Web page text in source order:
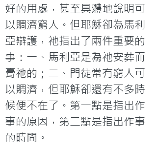
好的用處，甚至具體地說明可
以賙濟窮人。但耶穌卻為馬利
亞辯護，祂指出了兩件重要的
事：一、馬利亞是為祂安葬而
膏祂的；二、門徒常有窮人可
以賙濟，但耶穌卻還有不多時
候便不在了。第一點是指出作
事的原因，第二點是指出作事
的時間。